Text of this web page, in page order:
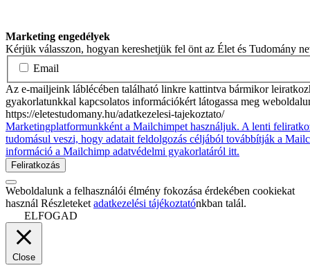
Marketing engedélyek
Kérjük válasszon, hogyan kereshetjük fel önt az Élet és Tudomány
Email
Az e-mailjeink láblécében található linkre kattintva bármikor
gyakorlatunkkal kapcsolatos információkért látogassa meg
https://eletestudomany.hu/adatkezelesi-tajekoztato/
Marketingplatformunkként a Mailchimpet használjuk. A lenti
tudomásul veszi, hogy adatait feldolgozás céljából továbbítják a
információ a Mailchimp adatvédelmi gyakorlatáról itt.
Weboldalunk a felhasználói élmény fokozása érdekében cookiekat
használ Részleteket adatkezelési tájékoztatónkban talál.
ELFOGAD
Close